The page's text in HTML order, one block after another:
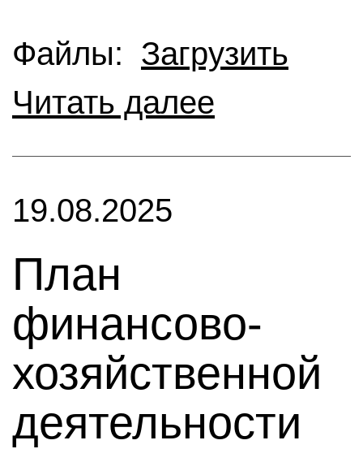
Файлы: Загрузить
Читать далее
19.08.2025
План
финансово-
хозяйственной
деятельности